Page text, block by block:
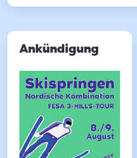
Ankündigung